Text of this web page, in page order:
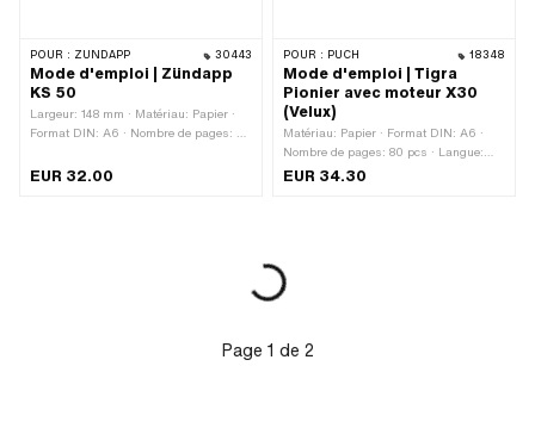
POUR : ZÜNDAPP 30443
Mode d'emploi | Zündapp
KS 50
Largeur: 148 mm · Matériau: Papier ·
Format DIN: A6 · Nombre de pages: 36
mm
EUR 32.00
POUR : PUCH 18348
Mode d'emploi | Tigra
Pionier avec moteur X30
(Velux)
Matériau: Papier · Format DIN: A6 ·
Nombre de pages: 80 pcs · Langue:
Allemand
EUR 34.30
Page 1 de 2